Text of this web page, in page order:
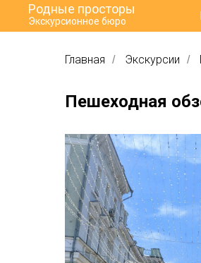
Родные просторы
Экскурсионное бюро
Главная / Экскурсии /
Пешеходная